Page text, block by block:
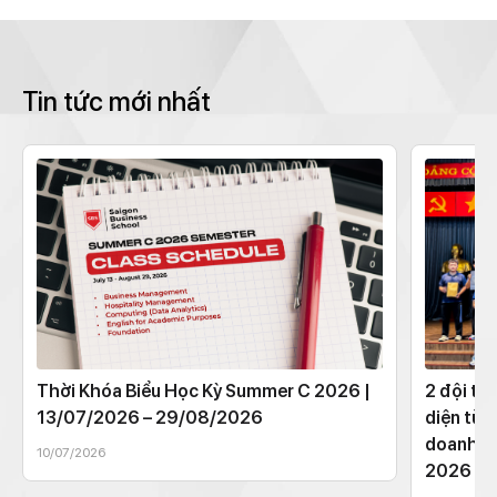
Tin tức mới nhất
Thời Khóa Biểu Học Kỳ Summer C 2026 |
13/07/2026 – 29/08/2026
10/07/2026
2 đội thi
diện từ
doanh
2026